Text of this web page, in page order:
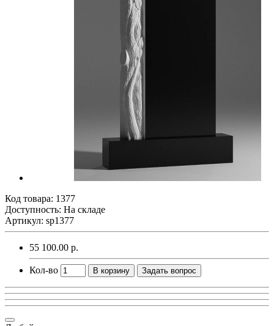
Код товара: 1377
Доступность: На складе
Артикул: sp1377
55 100.00 р.
Кол-во В корзину Задать вопрос